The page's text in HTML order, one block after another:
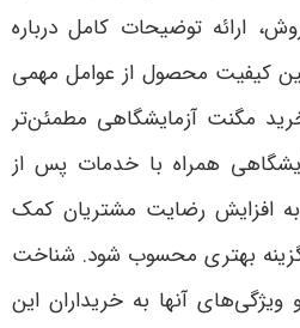
ارائه توضیحات کامل درباره
کیفیت محصول از عوامل مهمی
مگنت آزمایشگاهی مطمئن‌تر
همراه با خدمات پس از
به افزایش رضایت مشتریان کمک
گزینه بهتری محسوب شود. شناخت
ویژگی‌های آنها به خریداران این